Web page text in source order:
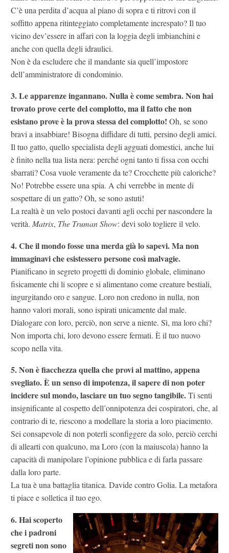
C’è una perdita d’acqua al piano di sopra e ti ritrovi con il
soffitto appena ritinteggiato completamente increspato? Il tuo
vicino dev’essere in affari con la loggia degli imbianchini e
anche con quella degli idraulici.
Non è da escludere che il mandante sia quell’impostore
dell’amministratore di condominio.
3. Le apparenze ingannano. Nulla è come sembra.Non hai
trovato prove certe del complotto, ma il fatto che non
esistano prove è la prova stessa del complotto! Oh, se sono
bravi a insabbiare! Bisogna diffidare di tutti, persino degli amici.
Il tuo gatto, quello specialista degli agguati domestici, anche lui
è finito nella tua lista nera: perché ogni tanto ti fissa con occhi
sbarrati? Cosa vuole veramente da te? Crocchette più caloriche?
No! Potrebbe essere una spia. A chi verrebbe in mente di
sospettare di un gatto? Oh, se sono astuti!
La realtà è un velo postoci davanti agli occhi per nascondere la
verità. Matrix, The Truman Show: devi solo togliere il velo.
4. Che il mondo fosse una merda già lo sapevi. Ma non
immaginavi che esistessero persone così malvagie.
Pianificano in segreto progetti di dominio globale, eliminano
fisicamente chi li scopre e si alimentano come creature bestiali,
ingurgitando oro e sangue. Loro non credono in nulla, non
hanno valori morali, sono ispirati unicamente dal male.
Dialogare con loro, perciò, non serve a niente. Sì, ma loro chi?
Non importa chi, loro devono essere fermati. È il tuo nuovo
scopo nella vita.
5. Non è fiacchezza quella che provi al mattino, appena
svegliato. È un senso di impotenza, il sapere di non poter
incidere sul mondo, lasciare un tuo segno tangibile.Ti senti
insignificante al cospetto dell’onnipotenza dei cospiratori, che, al
contrario di te, riescono a modellare la storia a loro piacimento.
Sei consapevole di non poterli sconfiggere da solo, perciò cerchi
di allearti con qualcuno, ma Loro (con la maiuscola) hanno la
capacità di manipolare l’opinione pubblica e di farla passare
dalla loro parte.
La tua è una battaglia titanica. Davide contro Golia. La metafora
ti piace e solletica il tuo ego.
6. Hai scoperto
che i padroni
segreti non sono